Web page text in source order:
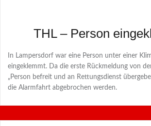
THL – Person
In Lampersdorf war eine Person unter einer
eingeklemmt. Da die erste Rückmeldung von
„Person befreit und an Rettungsdienst
die Alarmfahrt abgebrochen werden.